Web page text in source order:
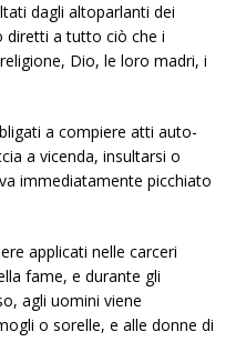
dagli altoparlanti dei
diretti a tutto ciò che i
Dio, le loro madri, i
a compiere atti auto-
a vicenda, insultarsi o
immediatamente picchiato
applicati nelle carceri
fame, e durante gli
agli uomini viene
o sorelle, e alle donne di